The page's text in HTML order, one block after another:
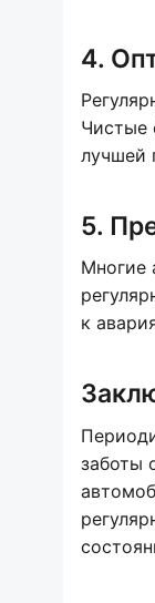
4.
Чистые
лучшей
5.
Многие
к
заботы